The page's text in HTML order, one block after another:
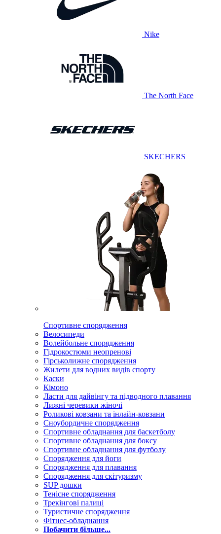
Nike
The North Face
SKECHERS
Спортивне спорядження
Велосипеди
Волейбольне спорядження
Гідрокостюми неопренові
Гірськолижне спорядження
Жилети для водних видів спорту
Каски
Кімоно
Ласти для дайвінгу та підводного плавання
Лижні черевики жіночі
Роликові ковзани та інлайн-ковзани
Сноубордичне спорядження
Спортивне обладнання для баскетболу
Спортивне обладнання для боксу
Спортивне обладнання для футболу
Спорядження для йоги
Спорядження для плавання
Спорядження для скітуризму
SUP дошки
Тенісне спорядження
Трекінгові палиці
Туристичне спорядження
Фітнес-обладнання
Побачити більше...